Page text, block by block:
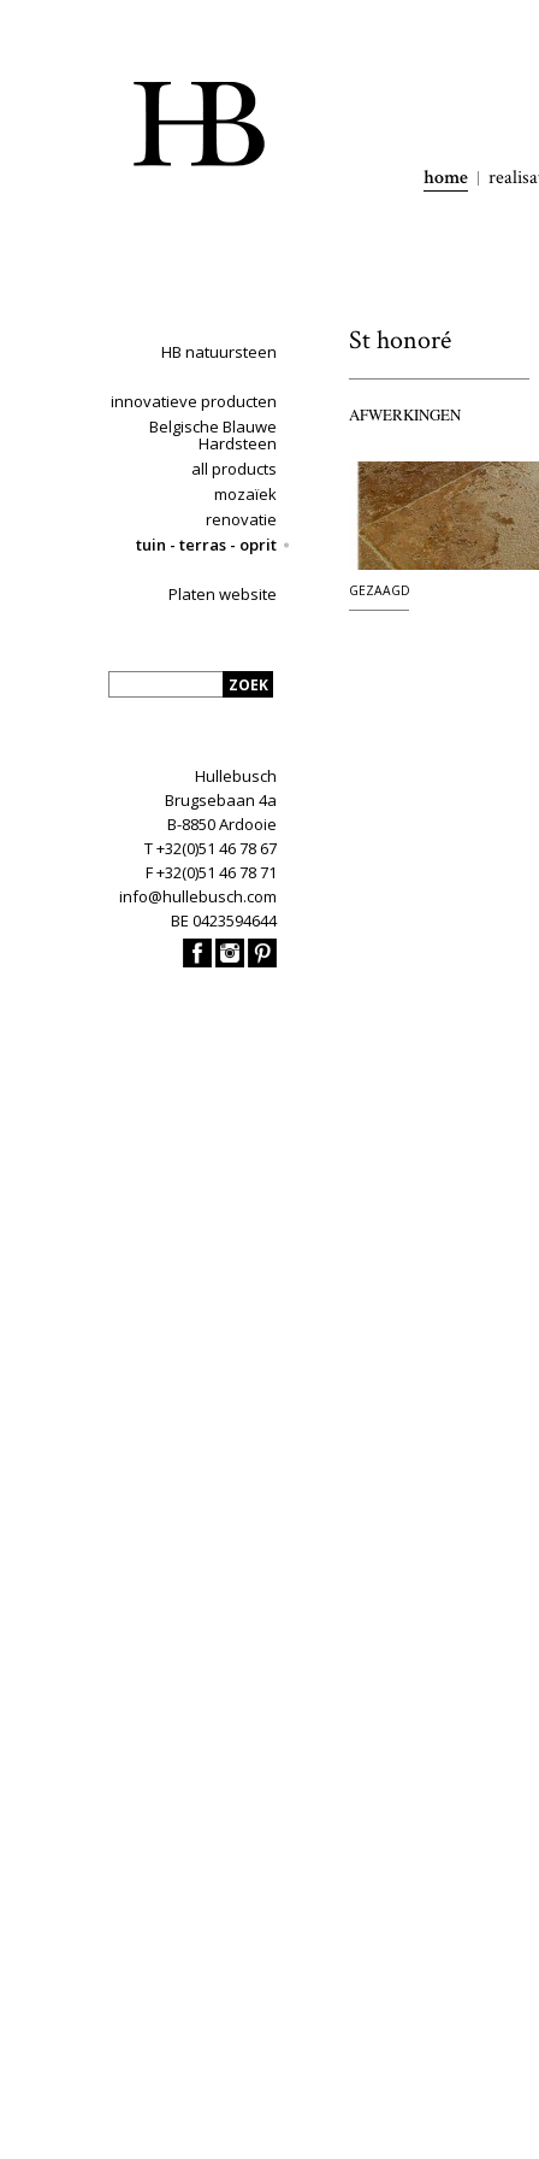
home
HB natuursteen
innovatieve producten
Belgische Blauwe
Hardsteen
all products
mozaïek
renovatie
tuin - terras - oprit
Platen website
Hullebusch
Brugsebaan 4a
B-8850 Ardooie
T +32(0)51 46 78 67
F +32(0)51 46 78 71
info@hullebusch.com
BE 0423594644
St honoré
AFWERKINGEN
GEZAAGD